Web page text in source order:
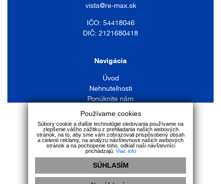
vista@re-max.sk
IČO: 54418046
DIČ: 2121680418
Navigácia
Úvod
Nehnuteľnosti
Ponúknite nám
Služby
Kontakt
GDPR| Cookies
Používame cookies
Súbory cookie a ďalšie technológie sledovania používame na
zlepšenie vášho zážitku z prehliadania našich webových
stránok, na to, aby sme vám zobrazovali prispôsobený obsah
a cielené reklamy, na analýzu návštevnosti našich webových
stránok a na pochopenie toho, odkiaľ naši návštevníci
prichádzajú. Viac info
SÚHLASÍM